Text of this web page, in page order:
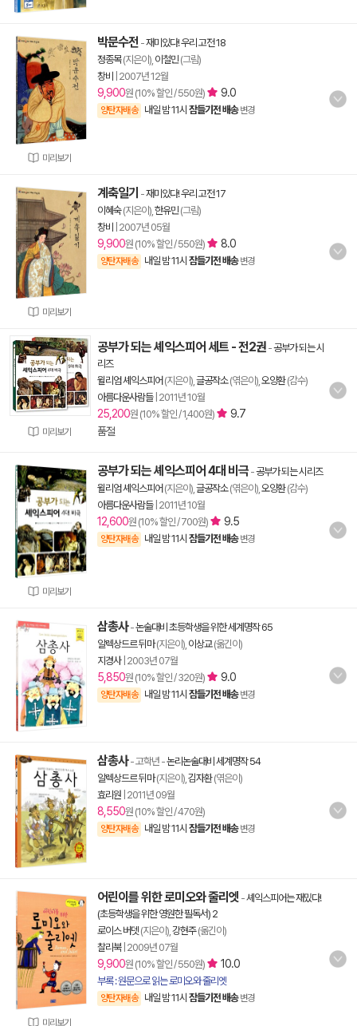
미리보기
박문수전 -재미있다! 우리 고전 18
정종목(지은이), 이철민(그림)
창비
2007년 12월
9,900원 (10% 할인 / 550원) 9.0
양탄자배송 내일 밤 11시 잠들기전 배송 변경
미리보기
계축일기 -재미있다! 우리 고전 17
이혜숙(지은이), 한유민(그림)
창비
2007년 05월
9,900원 (10% 할인 / 550원) 8.0
양탄자배송 내일 밤 11시 잠들기전 배송 변경
미리보기
공부가 되는 셰익스피어 세트 - 전2권 -공부가 되는 시
리즈
윌리엄 셰익스피어 (지은이), 글공작소(엮은이), 오양환(감수)
아름다운사람들| 2011년 10월
25,200원 (10% 할인 / 1,400원)
9.7
품절
미리보기
공부가 되는 셰익스피어 4대 비극 -공부가 되는 시리즈
윌리엄 셰익스피어 (지은이), 글공작소(엮은이), 오양환(감수)
아름다운사람들| 2011년 10월
12,600원 (10% 할인 / 700원) 9.5
양탄자배송 내일 밤 11시 잠들기전 배송 변경
삼총사-논술대비 초등학생을 위한 세계명작 65
알렉상드르 뒤마(지은이), 이상교(옮긴이)
지경사| 2003년 07월
5,850원 (10% 할인 / 320원) 9.0
양탄자배송 내일 밤 11시 잠들기전 배송 변경
삼총사- 고학년 -논리논술대비 세계명작 54
알렉상드르 뒤마(지은이), 김자환(엮은이)
효리원 2011년 09월
8,550원 (10% 할인 / 470원)
양탄자배송 내일 밤 11시 잠들기전 배송 변경
미리보기
어린이를 위한 로미오와 줄리엣 -셰익스피어는 재밌다!
(초등학생을 위한 영원한 필독서) 2
로이스 버뎃 (지은이), 강현주(옮긴이)
찰리북| 2009년 07월
9,900원 (10% 할인 / 550원) 10.0
부록 : 원문으로 읽는 로미오와 줄리엣
양탄자배송 내일 밤 11시 잠들기전 배송 변경